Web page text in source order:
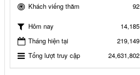
Khách viếng thăm
92
Hôm nay
14,185
Tháng hiện tại
219,149
Tổng lượt truy cập
24,631,802